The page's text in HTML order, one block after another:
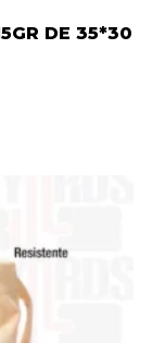
DE 35*30